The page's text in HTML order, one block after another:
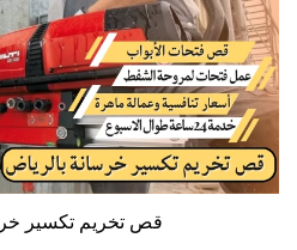
قص تخريم تكسير